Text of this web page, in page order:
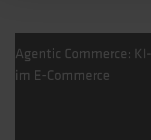
Agentic Commerce:
im E-Commerce